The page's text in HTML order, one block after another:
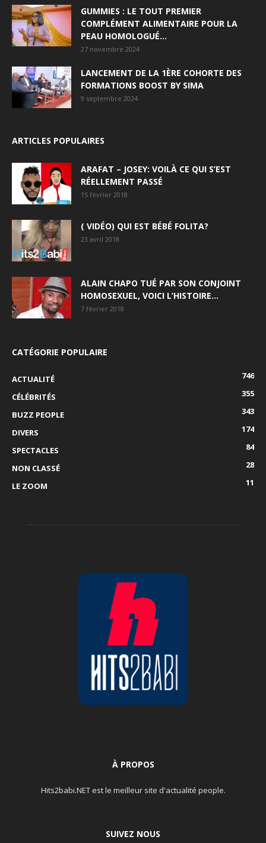
GUMMIES : LE TOUT PREMIER
COMPLÉMENT ALIMENTAIRE POUR LA
PEAU HOMOLOGUÉ...
27 novembre 2024
LANCEMENT DE LA 1ÈRE COHORTE DES
FORMATIONS BOOST BY SIMA
9 septembre 2024
ARTICLES POPULAIRES
ARAFAT – JOSEY: VOILÀ CE QUI S’EST
RÉELLEMENT PASSÉ
15 février 2018
( VIDÉO) QUI EST BÉBÉ FOLITA?
23 avril 2018
ALAIN CHAPO TUÉ PAR SON CONJOINT
HOMOSEXUEL, VOICI L’HISTOIRE…
7 février 2018
CATÉGORIE POPULAIRE
ACTUALITÉ
746
CÉLÉBRITÉS
355
BUZZ PEOPLE
343
DIVERS
174
SPECTACLES
84
NON CLASSÉ
28
LE ZOOM
11
À PROPOS
Hits2babi.NET est le meilleur site d'actualité people.
SUIVEZ NOUS